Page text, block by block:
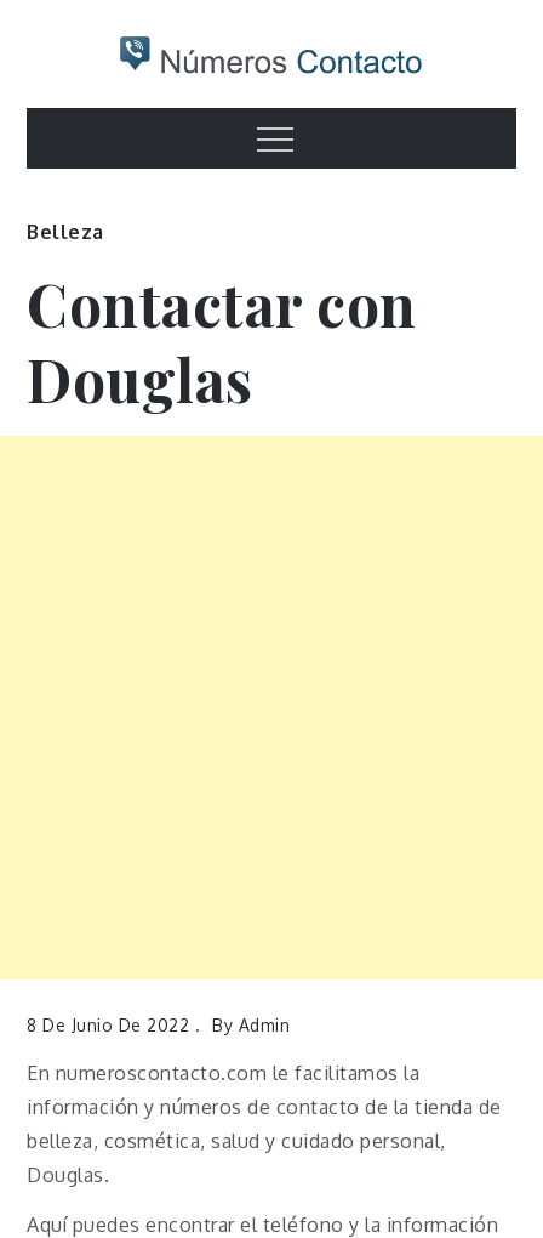
Numeros
contacto
Otro sitio realizado con WordPress
Menu
Belleza
Contactar con
Douglas
8 De Junio De 2022 By Admin
En numeroscontacto.com le facilitamos la
información y números de contacto de la tienda de
belleza, cosmética, salud y cuidado personal,
Douglas.
Aquí puedes encontrar el teléfono y la información